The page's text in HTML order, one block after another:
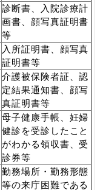
診断書、入院診療計
画書、顔写真証明書
等
入所証明書、顔写真
証明書等
介護被保険者証、認
定結果通知書、顔写
真証明書等
母子健康手帳、妊婦
健診を受診したこと
がわかる領収書、受
診券等
勤務場所・勤務形態
等の来庁困難である